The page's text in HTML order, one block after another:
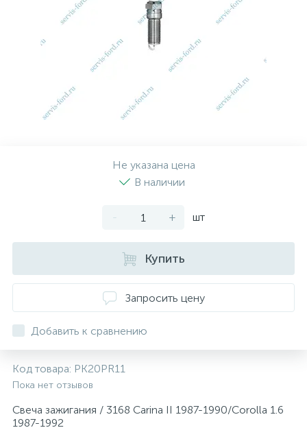
Не указана цена
В наличии
- + шт
Купить
Запросить цену
Добавить к сравнению
Код товара: PK20PR11
Пока нет отзывов
Свеча зажигания / 3168 Carina II 1987-1990/Corolla 1.6
1987-1992
Топливная система
Тормозная система
Автоэлектрика
МАСЛО ТРАНСМИССИОННОЕ
ТОРМОЗНАЯ ЖИДКОСТЬ
АНТИФРИЗ
ПРИВОДНОЙ РЕМЕНЬ
ТОРМОЗНЫЕ КОЛОДКИ
ТОРМОЗНЫЕ ДИСКИ